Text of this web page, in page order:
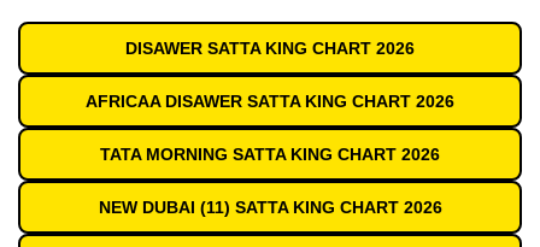
DISAWER SATTA KING CHART 2026
AFRICAA DISAWER SATTA KING CHART 2026
TATA MORNING SATTA KING CHART 2026
NEW DUBAI (11) SATTA KING CHART 2026